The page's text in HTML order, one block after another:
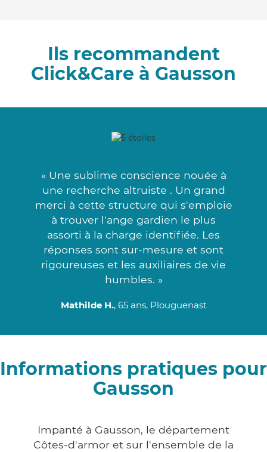
Ils recommandent
Click&Care à Gausson
« Une sublime conscience nouée à
une recherche altruiste . Un grand
merci à cette structure qui s'emploie
à trouver l'ange gardien le plus
assorti à la charge identifiée. Les
réponses sont sur-mesure et sont
rigoureuses et les auxiliaires de vie
humbles. »
Mathilde H., 65 ans, Plouguenast
Informations pratiques pour
Gausson
Impanté à Gausson, le département
Côtes-d'armor et sur l'ensemble de la